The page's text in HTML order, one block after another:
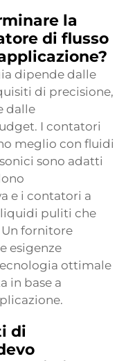
la
di flusso
dipende dalle
di precisione,
dalle
I contatori
meglio con fluidi
sono adatti
e i contatori a
puliti che
fornitore
esigenze
ottimale
in base a
di